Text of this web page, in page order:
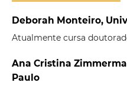
Deborah Monteiro,
Atualmente cursa
Ana Cristina
Paulo